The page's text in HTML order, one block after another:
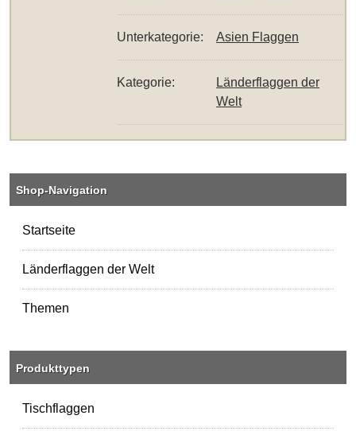
Unterkategorie: Asien Flaggen
Kategorie:
Länderflaggen der
Welt
Shop-Navigation
Startseite
Länderflaggen der Welt
Themen
Produkttypen
Tischflaggen